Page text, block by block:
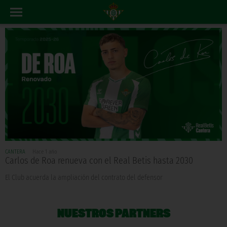
CANTERA
Carlos de Roa renueva con el Real Betis hasta 2030
El Club acuerda la ampliación del contrato del defensor
NUESTROS PARTNERS